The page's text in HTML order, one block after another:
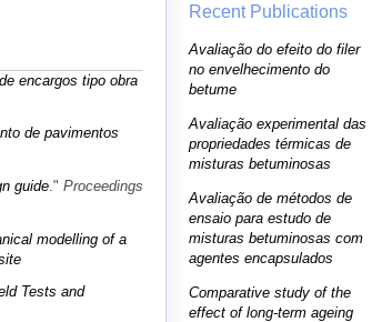
encargos tipo obra
de pavimentos
guide ." Proceedings
modelling of a
Tests and
Recent Publications
Avaliação do efeito do filer
no envelhecimento do
betume
Avaliação experimental das
propriedades térmicas de
misturas betuminosas
Avaliação de métodos de
ensaio para estudo de
misturas betuminosas com
agentes encapsulados
Comparative study of the
effect of long-term ageing